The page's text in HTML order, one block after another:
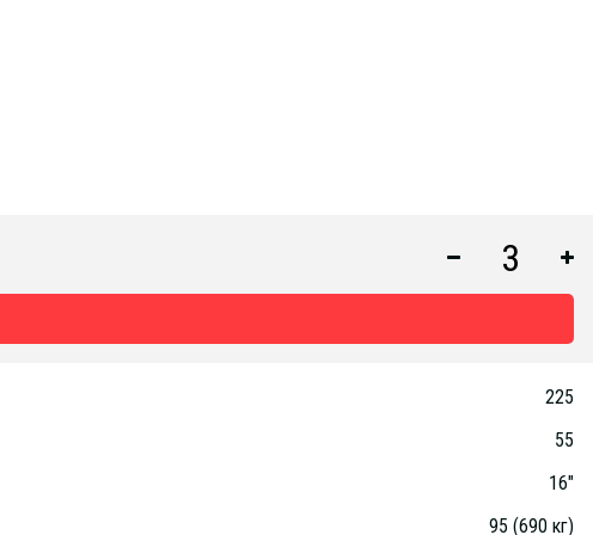
225
55
16"
95 (690 кг)